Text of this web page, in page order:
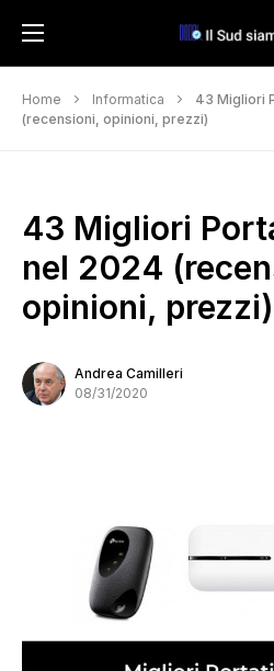
Home Informatica
43 Migliori
(recensioni, opinioni, prezzi)
43 Migliori
nel 2024
opinioni, prezzi)
Andrea Camilleri
08/31/2020